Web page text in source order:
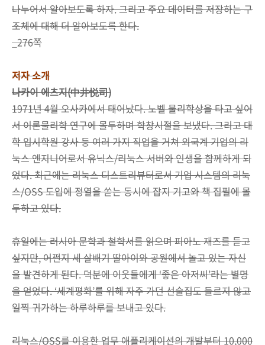
나누어서 알아보도록 하자. 그리고 주요 데이터를 저장하는 구
조체에 대해 더 알아보도록 한다.
_276쪽
저자 소개
나카이 에츠지(中井悦司)
1971년 4월 오사카에서 태어났다. 노벨 물리학상을 타고 싶어
서 이론물리학 연구에 몰두하며 학창시절을 보냈다. 그리고 대
학 입시학원 강사 등 여러 가지 직업을 거쳐 외국계 기업의 리
눅스 엔지니어로서 유닉스/리눅스 서버와 인생을 함께하게 되
었다. 최근에는 리눅스 디스트리뷰터로서 기업 시스템의 리눅
스/OSS 도입에 정열을 쏟는 동시에 잡지 기고와 책 집필에 몰
두하고 있다.
휴일에는 러시아 문학과 철학서를 읽으며 피아노 재즈를 듣고
싶지만, 어쩐지 세 살배기 딸아이와 공원에서 놀고 있는 자신
을 발견하게 된다. 덕분에 이웃들에게 ‘좋은 아저씨’라는 별명
을 얻었다. ‘세계평화’를 위해 자주 가던 선술집도 들르지 않고
일찍 귀가하는 하루하루를 보내고 있다.
리눅스/OSS를 이용한 업무 애플리케이션의 개발부터 10,000